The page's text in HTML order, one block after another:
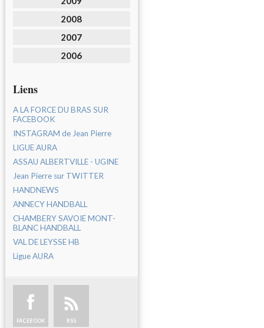
2008
2007
2006
Liens
A LA FORCE DU BRAS SUR
FACEBOOK
INSTAGRAM de Jean Pierre
LIGUE AURA
ASSAU ALBERTVILLE - UGINE
Jean Pierre sur TWITTER
HANDNEWS
ANNECY HANDBALL
CHAMBERY SAVOIE MONT-
BLANC HANDBALL
VAL DE LEYSSE HB
Ligue AURA
FACEBOOK RSS